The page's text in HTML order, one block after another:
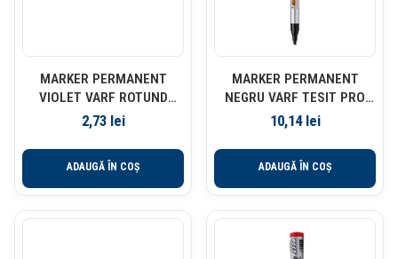
MARKER PERMANENT
VIOLET VARF ROTUND
2.5MM 8566 CENTROPEN
2,73 lei
ADAUGĂ ÎN COȘ
MARKER PERMANENT
NEGRU VARF TESIT PRO
INDUSTRIAL BIC
10,14 lei
ADAUGĂ ÎN COȘ